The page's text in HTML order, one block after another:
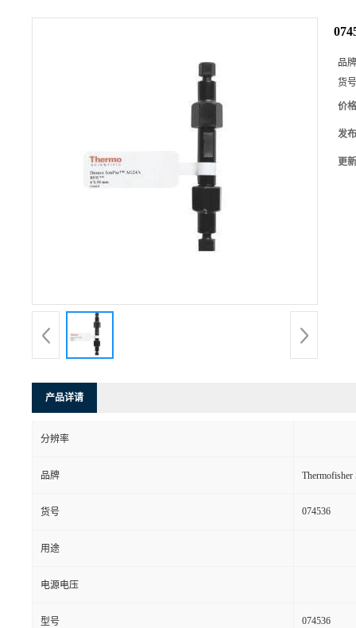
品
货
价
发
更
产品详请
分辨率
品牌
货号 074536
用途
电源电压
型号 074536